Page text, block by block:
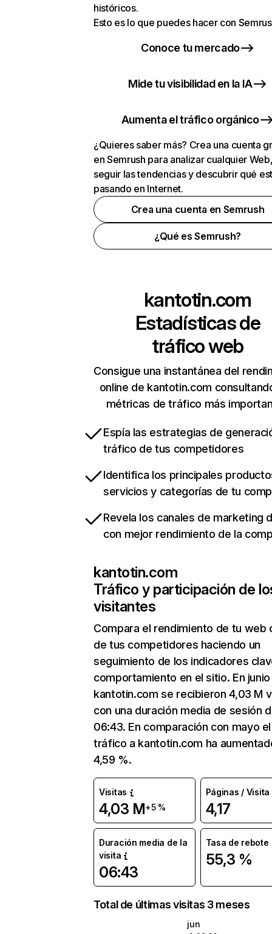
históricos.
Esto es lo que puedes hacer con
Conoce tu mercado
Mide tu visibilidad en la IA
Aumenta el tráfico orgánico
¿Quieres saber más? Crea una cuenta
en Semrush para analizar cualquier
seguir las tendencias y descubrir qué
pasando en Internet.
Crea una cuenta en Semrush
¿Qué es Semrush?
kantotin.com
Estadísticas de
tráfico web
Consigue una instantánea del
online de kantotin.com
métricas de tráfico más
Espía las estrategias de
tráfico de tus competidores
Identifica los principales
servicios y categorías de tu
Revela los canales de marketing
con mejor rendimiento de la
kantotin.com
Tráfico y participación de
visitantes
Compara el rendimiento de tu web
de tus competidores haciendo un
seguimiento de los indicadores
comportamiento en el sitio. En junio
kantotin.com se recibieron 4,03 M
con una duración media de sesión
06:43. En comparación con mayo el
tráfico a kantotin.com ha
4,59 %.
Visitas
4,03 M+5 %
Páginas / Visita
4,17
Duración media de la
visita
06:43
Tasa de rebote
55,3 %
Total de últimas visitas 3 meses
jun